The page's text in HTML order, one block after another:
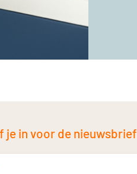
je in voor de nieuwsbrief